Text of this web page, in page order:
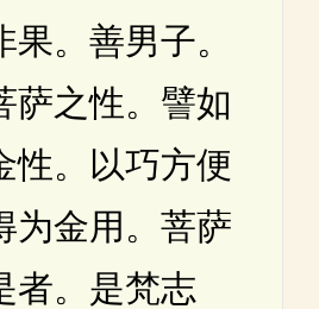
。善男子。
萨之性。譬如
性。以巧方便
为金用。菩萨
者。是梵志